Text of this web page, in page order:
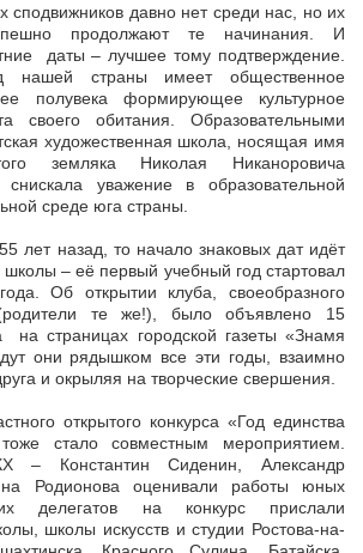
сподвижников давно нет среди нас, но их
продолжают те начинания. И
даты – лучшее тому подтверждение.
нашей страны имеет общественное
полувека формирующее культурное
своего обитания. Образовательными
художественная школа, носящая имя
земляка Николая Никаноровича
снискала уважение в образовательной
среде юга страны.
лет назад, то начало знаковых дат идёт
– её первый учебный год стартовал
Об открытии клуба, своеобразного
те же!), было объявлено 15
на страницах городской газеты «Знамя
они рядышком все эти годы, взаимно
и окрыляя на творческие свершения.
открытого конкурса «Год единства
стало совместным мероприятием.
– Константин Сиденин, Александр
Родионова оценивали работы юных
делегатов на конкурс прислали
школы искусств и студии Ростова-на-